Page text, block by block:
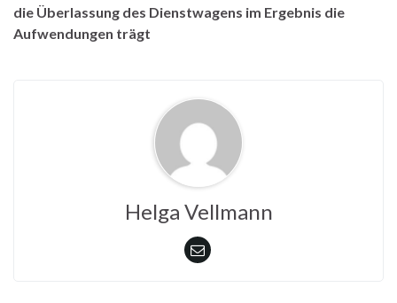
die Überlassung des Dienstwagens im Ergebnis die
Aufwendungen trägt
Helga Vellmann